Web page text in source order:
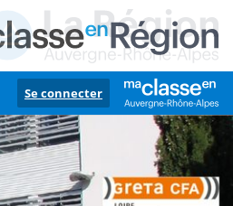
Se connecter